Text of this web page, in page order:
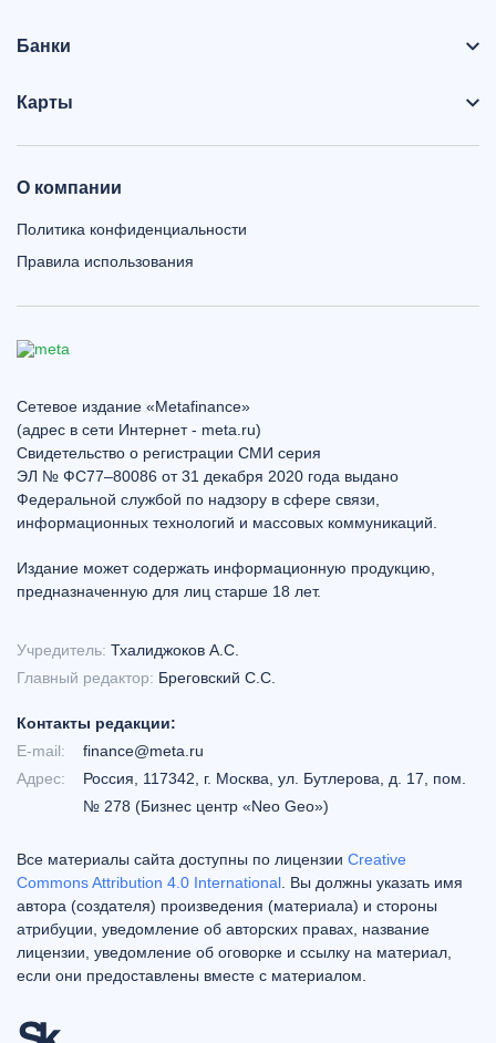
Банки
Карты
О компании
Политика конфиденциальности
Правила использования
Сетевое издание «Metafinance»
(адрес в сети Интернет - meta.ru)
Свидетельство о регистрации СМИ серия
ЭЛ № ФС77–80086 от 31 декабря 2020 года выдано
Федеральной службой по надзору в сфере связи,
информационных технологий и массовых коммуникаций.
Издание может содержать информационную продукцию,
предназначенную для лиц старше 18 лет.
Учредитель: Тхалиджоков А.С.
Главный редактор: Бреговский С.С.
Контакты редакции:
E-mail:
finance@meta.ru
Адрес:
Россия, 117342, г. Москва, ул. Бутлерова, д. 17, пом.
№ 278 (Бизнес центр «Neo Geo»)
Все материалы сайта доступны по лицензии Creative
Commons Attribution 4.0 International . Вы должны указать имя
автора (создателя) произведения (материала) и стороны
атрибуции, уведомление об авторских правах, название
лицензии, уведомление об оговорке и ссылку на материал,
если они предоставлены вместе с материалом.